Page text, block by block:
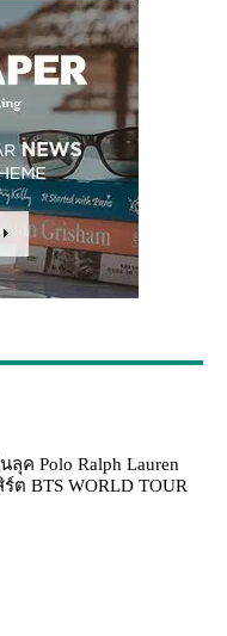
ลุค Polo Ralph Lauren
ต BTS WORLD TOUR